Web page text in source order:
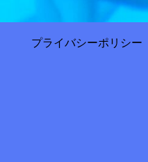
プライバシーポリシー